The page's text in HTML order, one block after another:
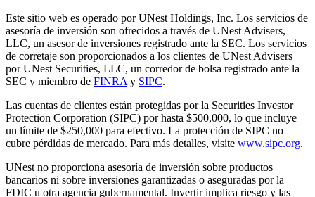
Este sitio web es operado por UNest Holdings, Inc. Los servicios de
asesoría de inversión son ofrecidos a través de UNest Advisers,
LLC, un asesor de inversiones registrado ante la SEC. Los servicios
de corretaje son proporcionados a los clientes de UNest Advisers
por UNest Securities, LLC, un corredor de bolsa registrado ante la
SEC y miembro de FINRAy SIPC.
Las cuentas de clientes están protegidas por la Securities Investor
Protection Corporation (SIPC) por hasta $500,000, lo que incluye
un límite de $250,000 para efectivo. La protección de SIPC no
cubre pérdidas de mercado. Para más detalles, visite www.sipc.org.
UNest no proporciona asesoría de inversión sobre productos
bancarios ni sobre inversiones garantizadas o aseguradas por la
FDIC u otra agencia gubernamental. Invertir implica riesgo y las